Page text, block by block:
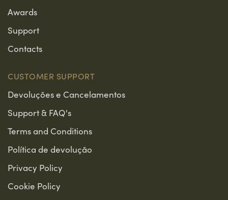
Awards
Support
Contacts
CUSTOMER SUPPORT
Devoluções e Cancelamentos
Support & FAQ's
Terms and Conditions
Política de devolução
Privacy Policy
Cookie Policy